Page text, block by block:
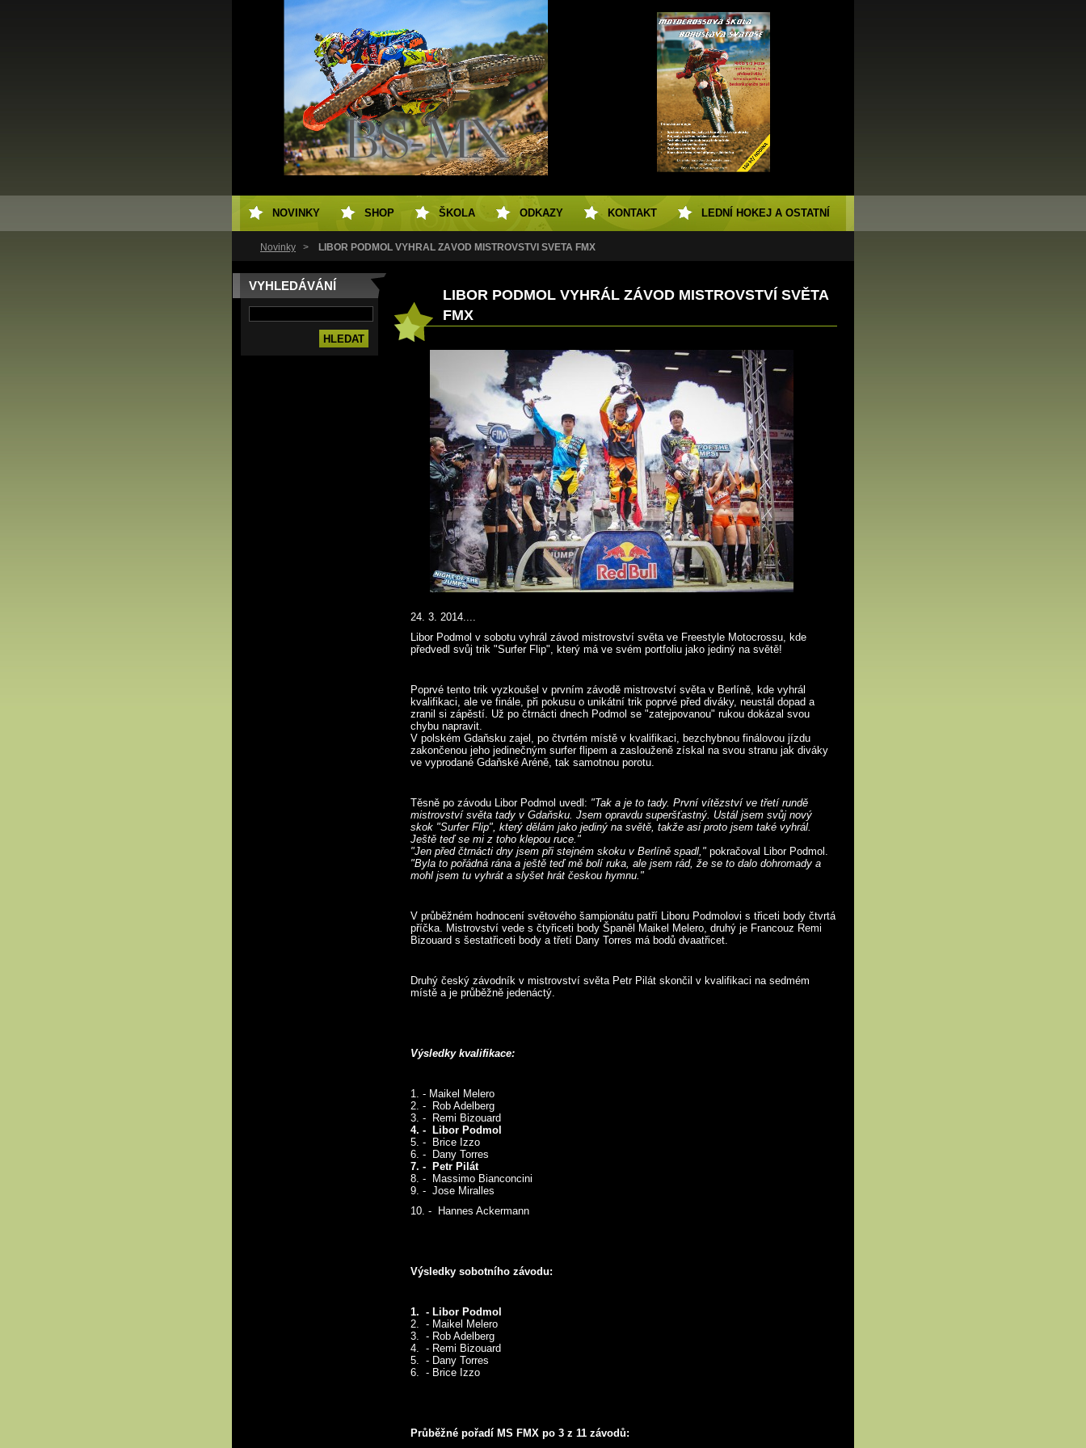
Novinky > LIBOR PODMOL VYHRÁL ZÁVOD MISTROVSTVÍ SVĚTA FMX
VYHLEDÁVÁNÍ
LIBOR PODMOL VYHRÁL ZÁVOD MISTROVSTVÍ SVĚTA
FMX
24. 3. 2014....
Libor Podmol v sobotu vyhrál závod mistrovství světa ve Freestyle Motocrossu, kde
předvedl svůj trik "Surfer Flip", který má ve svém portfoliu jako jediný na světě!
Poprvé tento trik vyzkoušel v prvním závodě mistrovství světa v Berlíně, kde vyhrál
kvalifikaci, ale ve finále, při pokusu o unikátní trik poprvé před diváky, neustál dopad a
zranil si zápěstí. Už po čtrnácti dnech Podmol se "zatejpovanou" rukou dokázal svou
chybu napravit.
V polském Gdaňsku zajel, po čtvrtém místě v kvalifikaci, bezchybnou finálovou jízdu
zakončenou jeho jedinečným surfer flipem a zaslouženě získal na svou stranu jak diváky
ve vyprodané Gdaňské Aréně, tak samotnou porotu.
Těsně po závodu Libor Podmol uvedl: "Tak a je to tady. První vítězství ve třetí rundě
mistrovství světa tady v Gdaňsku. Jsem opravdu superšťastný. Ustál jsem svůj nový
skok "Surfer Flip", který dělám jako jediný na světě, takže asi proto jsem také vyhrál.
Ještě teď se mi z toho klepou ruce."
"Jen před čtrnácti dny jsem při stejném skoku v Berlíně spadl," pokračoval Libor Podmol.
"Byla to pořádná rána a ještě teď mě bolí ruka, ale jsem rád, že se to dalo dohromady a
mohl jsem tu vyhrát a slyšet hrát českou hymnu."
V průběžném hodnocení světového šampionátu patří Liboru Podmolovi s třiceti body čtvrtá
příčka. Mistrovství vede s čtyřiceti body Španěl Maikel Melero, druhý je Francouz Remi
Bizouard s šestatřiceti body a třetí Dany Torres má bodů dvaatřicet.
Druhý český závodník v mistrovství světa Petr Pilát skončil v kvalifikaci na sedmém
místě a je průběžně jedenáctý.
Výsledky kvalifikace:
1. - Maikel Melero
2. - Rob Adelberg
3. - Remi Bizouard
4. - Libor Podmol
5. - Brice Izzo
6. - Dany Torres
7. - Petr Pilát
8. - Massimo Bianconcini
9. - Jose Miralles
10. - Hannes Ackermann
Výsledky sobotního závodu:
1. - Libor Podmol
2. - Maikel Melero
3. - Rob Adelberg
4. - Remi Bizouard
5. - Dany Torres
6. - Brice Izzo
Průběžné pořadí MS FMX po 3 z 11 závodů:
NOVINKY SHOP ŠKOLA ODKAZY KONTAKT LEDNÍ HOKEJ A OSTATNÍ